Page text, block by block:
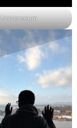
Universeum